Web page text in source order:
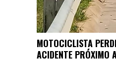
MOTOCICLISTA
ACIDENTE PRÓXIMO